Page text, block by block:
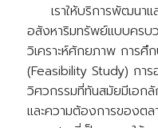
เราให้บริการพัฒนา
อสังหาริมทรัพย์แบบครบ
วิเคราะห์ศักยภาพ การศึ
(Feasibility Study) กา
วิศวกรรมที่ทันสมัยมีเอก
และความต้องการของต